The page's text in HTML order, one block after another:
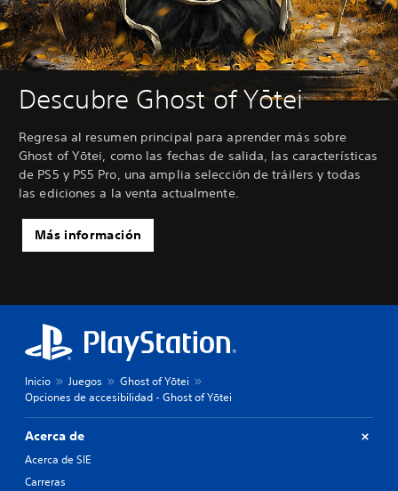
Descubre Ghost of Yōtei
Regresa al resumen principal para aprender más sobre
Ghost of Yōtei, como las fechas de salida, las características
de PS5 y PS5 Pro, una amplia selección de tráilers y todas
las ediciones a la venta actualmente.
Más información
Inicio Juegos
Ghost of Yōtei
Opciones de accesibilidad - Ghost of Yōtei
Acerca de
Acerca de SIE
Carreras